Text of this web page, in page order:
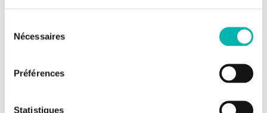
Nécessaires
Préférences
Statistiques
centraliser une partie de ses activités administratives et
d’enseignement.
consultation par une passerelle couverte, combine un ouvrage
en silo de 1 120 places (dont 20% équipées de bornes de
de bureaux pour 230 postes et un plateau dédié à